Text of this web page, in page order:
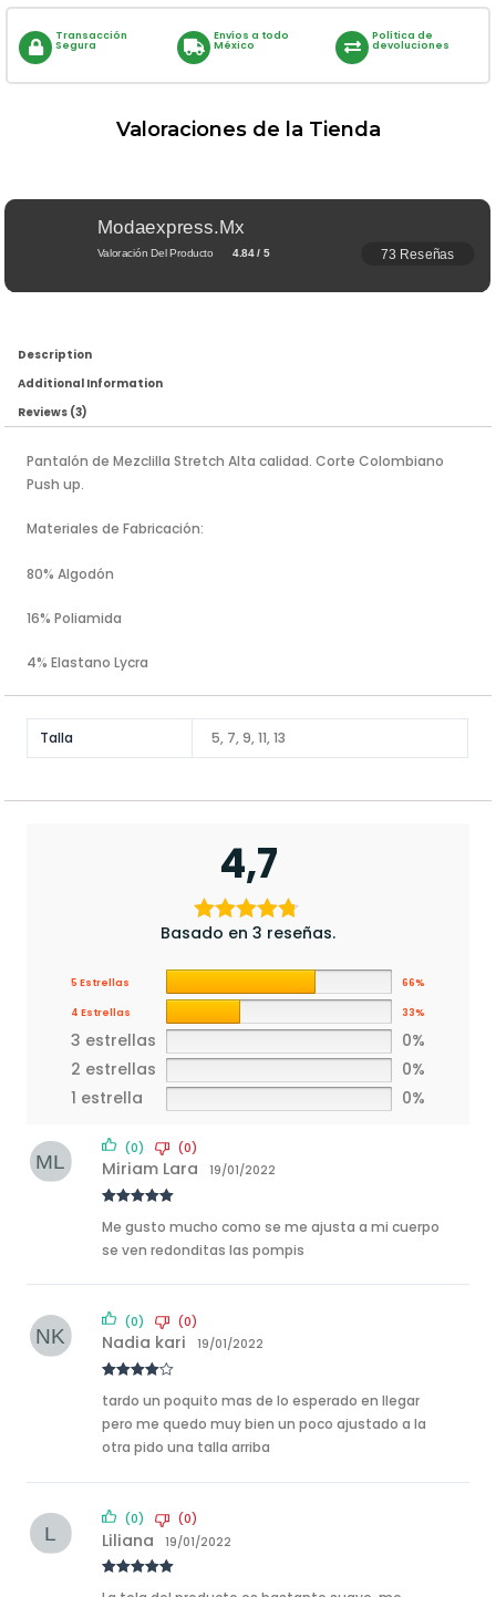
Transacción
Segura
Envíos a todo
México
Política de
devoluciones
Description
Additional Information
Reviews (3)
Pantalón de Mezclilla Stretch Alta calidad. Corte Colombiano
Push up.
Materiales de Fabricación:
80% Algodón
16% Poliamida
4% Elastano Lycra
Talla 5, 7, 9, 11, 13
4,7
Basado en 3 reseñas.
5 Estrellas 66%
4 Estrellas 33%
3 estrellas
0%
2 estrellas
0%
1 estrella
0%
of 5
Miriam Lara 19/01/2022
Me gusto mucho como se me ajusta a mi cuerpo
se ven redonditas las pompis
(0) (0)
out of 5
Nadia kari 19/01/2022
tardo un poquito mas de lo esperado en llegar
pero me quedo muy bien un poco ajustado a la
otra pido una talla arriba
(0) (0)
Liliana 19/01/2022
(0) (0)
Valoraciones de la Tienda
Modaexpress.mx
Valoración Del Producto 4.84 / 5 73 Reseñas